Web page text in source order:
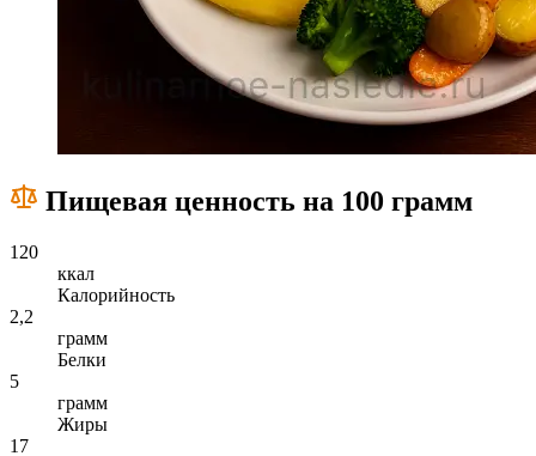
Пищевая ценность на 100 грамм
120
ккал
Калорийность
2,2
грамм
Белки
5
грамм
Жиры
17